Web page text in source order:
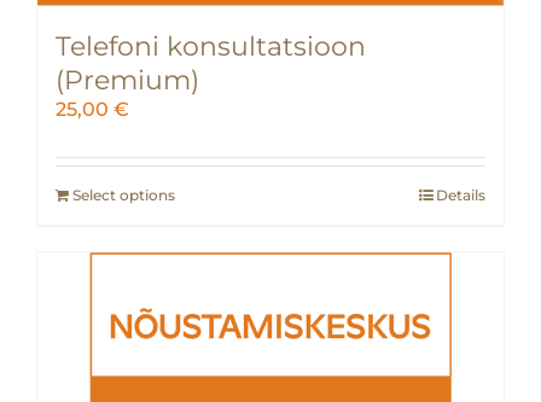
Telefoni konsultatsioon
(Premium)
25,00 €
Select options Details